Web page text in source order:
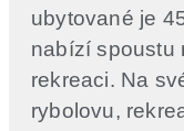
ubytované je
nabízí spoustu
rekreaci. Na
rybolovu,